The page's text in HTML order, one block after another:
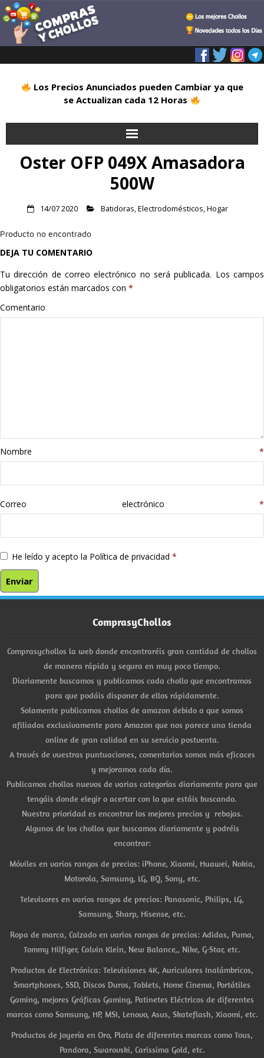
Los Precios Anunciados pueden Cambiar ya que
se Actualizan cada 12 Horas
Inicio
Deportes
Hogar
Informática
Stanley
libros
Oster OFP 049X Amasadora
500W
14/07 2020 Batidoras,Electrodomésticos,Hogar
Producto no encontrado
DEJA TU COMENTARIO
Tu dirección de correo electrónico no será publicada. Los campos
obligatorios están marcados con *
Comentario
Nombre *
Correo electrónico *
He leído y acepto la Política de privacidad *
ComprasyChollos
Comprasychollos la web donde encontraréis gran cantidad de chollos
de manera rápida y segura en muy poco tiempo.
Diariamente buscamos y publicamos cada chollo que encontramos
para que podáis disponer de ellos rápidamente.
Solamente publicamos chollos de amazon debido a que somos
afiliados exclusivamente para Amazon que nos parece una tienda
online de gran calidad en su servicio postventa.
A través de vuestras puntuaciones, comentarios somos más eficaces
y mejoramos cada día.
Publicamos chollos nuevos de varias categorías diariamente para que
tengáis donde elegir o acertar con lo que estáis buscando.
Nuestra prioridad es encontrar los mejores precios y rebajas.
Algunos de los chollos que buscamos diariamente y podréis
encontrar:
Móviles en varios rangos de precios: iPhone, Xiaomi, Huawei, Nokia,
Motorola, Samsung, LG, BQ, Sony, etc.
Televisores en varios rangos de precios: Panasonic, Philips, LG,
Samsung, Sharp, Hisense, etc.
Ropa de marca, Calzado en varios rangos de precios: Adidas, Puma,
Tommy Hilfiger, Calvin Klein, New Balance,, Nike, G-Star, etc.
Productos de Electrónica: Televisiones 4K, Auriculares Inalámbricos,
Smartphones, SSD, Discos Duros, Tablets, Home Cinema, Portátiles
Gaming, mejores Gráficas Gaming, Patinetes Eléctricos de diferentes
marcas como Samsung, HP, MSI, Lenovo, Asus, Skateflash, Xiaomi, etc.
Productos de Joyería en Oro, Plata de diferentes marcas como Tous,
Pandora, Swarovski, Carissima Gold, etc.